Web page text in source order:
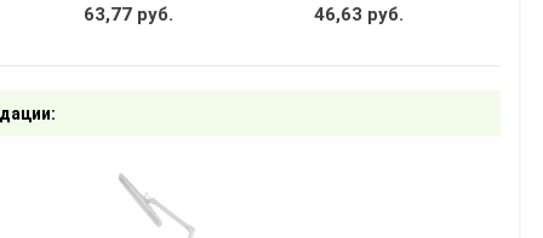
63,77 руб. 46,63 руб.